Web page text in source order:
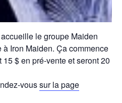
le groupe Maiden
Iron Maiden. Ça commence
$ en pré-vente et seront 20
voussur la page